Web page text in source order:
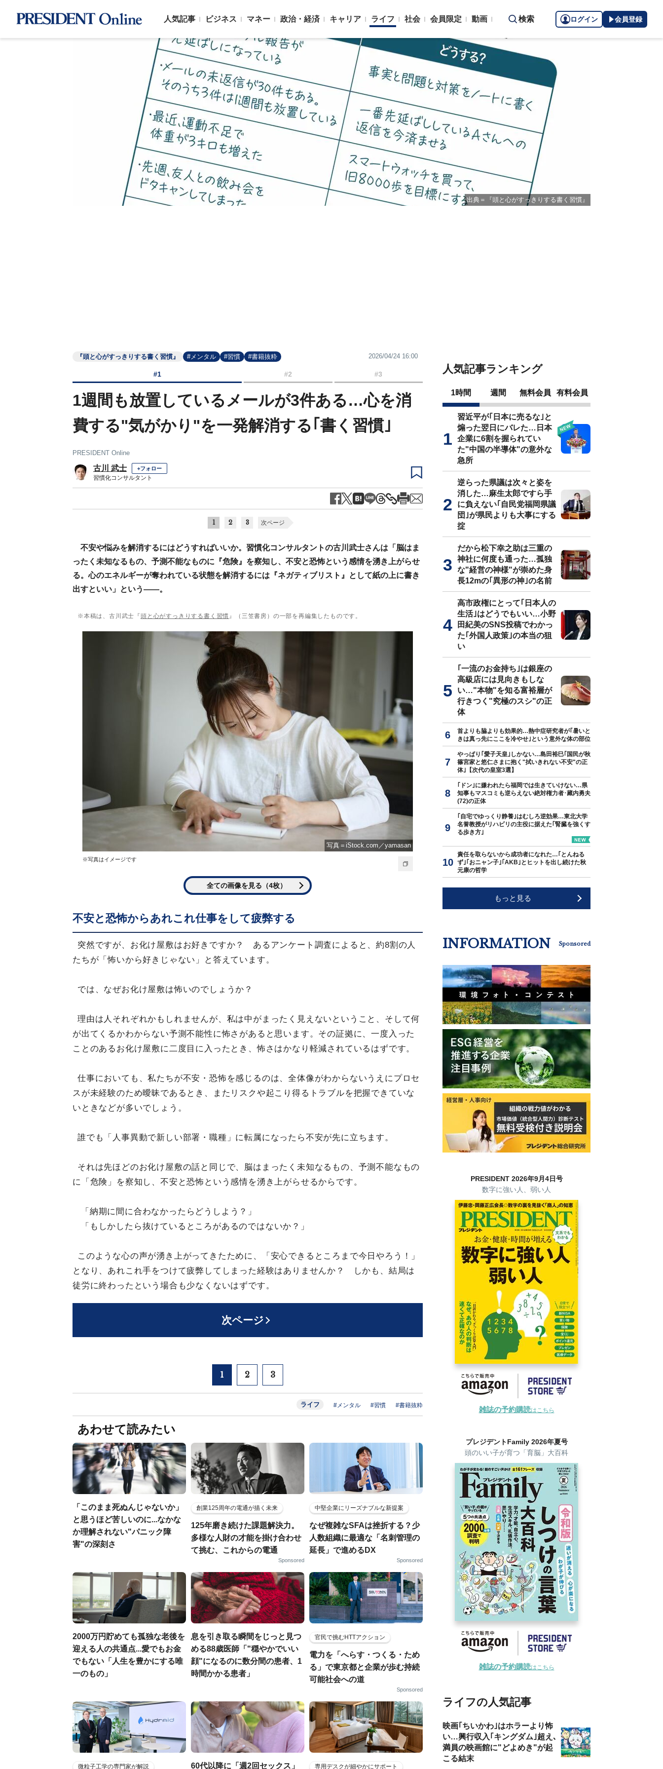
人気記事 ビジネス マネー 政治・経済 キャリア ライフ 社会 会員限定 動画 検索 ログイン 会員登録
出典＝『頭と心がすっきりする書く習慣』
『頭と心がすっきりする書く習慣』 #メンタル #習慣 #書籍抜粋 2026/04/24 16:00
#1 #2 #3
1週間も放置しているメールが3件ある…心を消
費する"気がかり"を一発解消する｢書く習慣｣
PRESIDENT Online
古川 武士 +フォロー
習慣化コンサルタント
1 2 3 次ページ
不安や悩みを解消するにはどうすればいいか。習慣化コンサルタントの古川武士さんは「脳はま
ったく未知なるもの、予測不能なものに『危険』を察知し、不安と恐怖という感情を湧き上がらせ
る。心のエネルギーが奪われている状態を解消するには『ネガティブリスト』として紙の上に書き
出すといい」という――。
※本稿は、古川武士『頭と心がすっきりする書く習慣 』（三笠書房）の一部を再編集したものです。
写真＝iStock.com／yamasan
※写真はイメージです
全ての画像を見る（4枚）
不安と恐怖からあれこれ仕事をして疲弊する
突然ですが、お化け屋敷はお好きですか？ あるアンケート調査によると、約8割の人
たちが「怖いから好きじゃない」と答えています。
では、なぜお化け屋敷は怖いのでしょうか？
理由は人それぞれかもしれませんが、私は中がまったく見えないということ、そして何
が出てくるかわからない予測不能性に怖さがあると思います。その証拠に、一度入った
ことのあるお化け屋敷に二度目に入ったとき、怖さはかなり軽減されているはずです。
仕事においても、私たちが不安・恐怖を感じるのは、全体像がわからないうえにプロセ
スが未経験のため曖昧であるとき、またリスクや起こり得るトラブルを把握できていな
いときなどが多いでしょう。
誰でも「人事異動で新しい部署・職種」に転属になったら不安が先に立ちます。
それは先ほどのお化け屋敷の話と同じで、脳はまったく未知なるもの、予測不能なもの
に「危険」を察知し、不安と恐怖という感情を湧き上がらせるからです。
「納期に間に合わなかったらどうしよう？」
「もしかしたら抜けているところがあるのではないか？」
このような心の声が湧き上がってきたために、「安心できるところまで今日やろう！」
となり、あれこれ手をつけて疲弊してしまった経験はありませんか？ しかも、結局は
徒労に終わったという場合も少なくないはずです。
次ページ
1 2 3
ライフ #メンタル #習慣 #書籍抜粋
あわせて読みたい
「このまま死ぬんじゃないか」
と思うほど苦しいのに...なかな
か理解されない"パニック障
害"の深刻さ
創業125周年の電通が描く未来
125年磨き続けた課題解決力。
多様な人財の才能を掛け合わせ
て挑む、これからの電通
Sponsored
中堅企業にリーズナブルな新提案
なぜ複雑なSFAは挫折する？少
人数組織に最適な「名刺管理の
延長」で進めるDX
Sponsored
2000万円貯めても孤独な老後を
迎える人の共通点...愛でもお金
でもない「人生を豊かにする唯
一のもの」
息を引き取る瞬間をじっと見つ
める88歳医師「"穏やかでいい
顔"になるのに数分間の患者、1
時間かかる患者」
官民で挑むHTTアクション
電力を「へらす・つくる・ため
る」で東京都と企業が歩む持続
可能社会への道
Sponsored
微粒子工学の専門家が解説 60代以降に「週2回セックス」 専用デスクが細やかにサポート
人気記事ランキング
1時間 週間 無料会員 有料会員
習近平が｢日本に売るな｣と
煽った翌日にバレた…日本
企業に6割を握られてい
た"中国の半導体"の意外な
急所
逆らった県議は次々と姿を
消した…麻生太郎ですら手
に負えない｢自民党福岡県議
団｣が県民よりも大事にする
掟
だから松下幸之助は三重の
神社に何度も通った…孤独
な"経営の神様"が崇めた身
長12mの｢異形の神｣の名前
高市政権にとって｢日本人の
生活｣はどうでもいい…小野
田紀美のSNS投稿でわかっ
た｢外国人政策｣の本当の狙
い
｢一流のお金持ち｣は銀座の
高級店には見向きもしな
い…"本物"を知る富裕層が
行きつく"究極のスシ"の正
体
首よりも脇よりも効果的…熱中症研究者が｢暑いと
きは真っ先にここを冷やせ｣という意外な体の部位
やっぱり｢愛子天皇｣しかない…島田裕巳｢国民が秋
篠宮家と悠仁さまに抱く"拭いきれない不安"の正
体｣【次代の皇室3選】
｢ドン｣に嫌われたら福岡では生きていけない…県
知事もマスコミも逆らえない絶対権力者･藏内勇夫
(72)の正体
｢自宅でゆっくり静養｣はむしろ逆効果…東北大学
名誉教授がリハビリの主役に据えた｢腎臓を強くす
る歩き方｣
責任を取らないから成功者になれた…｢とんねる
ず｣｢おニャン子｣｢AKB｣とヒットを出し続けた秋
元康の哲学
もっと見る
INFORMATION Sponsored
PRESIDENT 2026年9月4日号
数字に強い人、弱い人
雑誌の予約購読はこちら
プレジデントFamily 2026年夏号
頭のいい子が育つ「育脳」大百科
雑誌の予約購読はこちら
ライフの人気記事
映画｢ちいかわ｣はホラーより怖
い…興行収入｢キングダム｣超え､
満員の映画館に"どよめき"が起
こる結末